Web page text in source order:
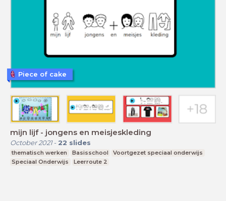
mijn lijf - jongens en meisjeskleding
October 2021- 22 slides
thematisch werken Basisschool
Voortgezet speciaal onderwijs
Speciaal Onderwijs
Leerroute 2
Piece of cake